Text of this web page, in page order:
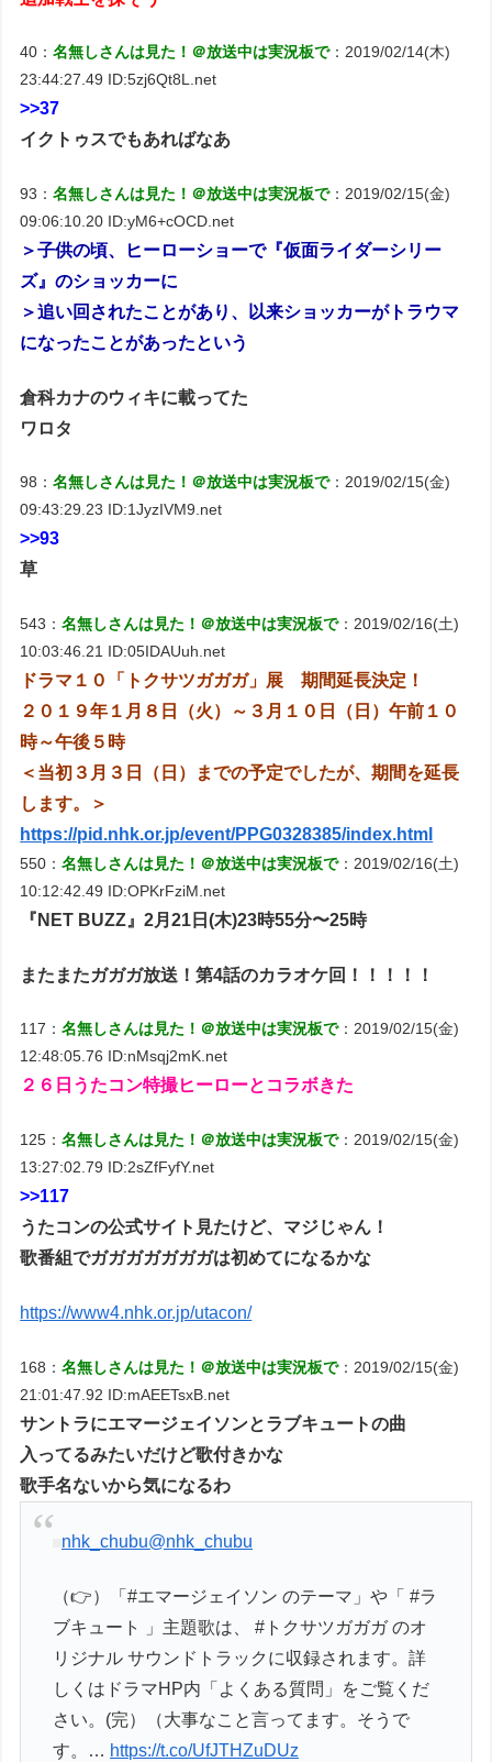
40：名無しさんは見た！＠放送中は実況板で：2019/02/14(木)
23:44:27.49 ID:5zj6Qt8L.net
>>37
イクトゥスでもあればなあ
93：名無しさんは見た！＠放送中は実況板で：2019/02/15(金)
09:06:10.20 ID:yM6+cOCD.net
＞子供の頃、ヒーローショーで『仮面ライダーシリー
ズ』のショッカーに
＞追い回されたことがあり、以来ショッカーがトラウマ
になったことがあったという
倉科カナのウィキに載ってた
ワロタ
98：名無しさんは見た！＠放送中は実況板で：2019/02/15(金)
09:43:29.23 ID:1JyzIVM9.net
>>93
草
543：名無しさんは見た！＠放送中は実況板で：2019/02/16(土)
10:03:46.21 ID:05IDAUuh.net
ドラマ１０「トクサツガガガ」展 期間延長決定！
２０１９年１月８日（火）～３月１０日（日）午前１０
時～午後５時
＜当初３月３日（日）までの予定でしたが、期間を延長
します。＞
https://pid.nhk.or.jp/event/PPG0328385/index.html
550：名無しさんは見た！＠放送中は実況板で：2019/02/16(土)
10:12:42.49 ID:OPKrFziM.net
『NET BUZZ』2月21日(木)23時55分〜25時
またまたガガガ放送！第4話のカラオケ回！！！！！
117：名無しさんは見た！＠放送中は実況板で：2019/02/15(金)
12:48:05.76 ID:nMsqj2mK.net
２６日うたコン特撮ヒーローとコラボきた
125：名無しさんは見た！＠放送中は実況板で：2019/02/15(金)
13:27:02.79 ID:2sZfFyfY.net
>>117
うたコンの公式サイト見たけど、マジじゃん！
歌番組でガガガガガガガは初めてになるかな
https://www4.nhk.or.jp/utacon/
168：名無しさんは見た！＠放送中は実況板で：2019/02/15(金)
21:01:47.92 ID:mAEETsxB.net
サントラにエマージェイソンとラブキュートの曲
入ってるみたいだけど歌付きかな
歌手名ないから気になるわ
nhk_chubu@nhk_chubu
（👉）「#エマージェイソン のテーマ」や「 #ラ
ブキュート 」主題歌は、 #トクサツガガガ のオ
リジナル サウンドトラックに収録されます。詳
しくはドラマHP内「よくある質問」をご覧くだ
さい。(完）（大事なこと言ってます。そうで
す。… https://t.co/UfJTHZuDUz